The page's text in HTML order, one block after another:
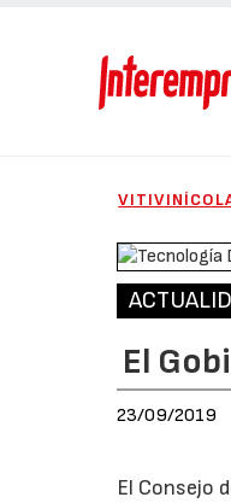
El
23/09/2019
El Consejo